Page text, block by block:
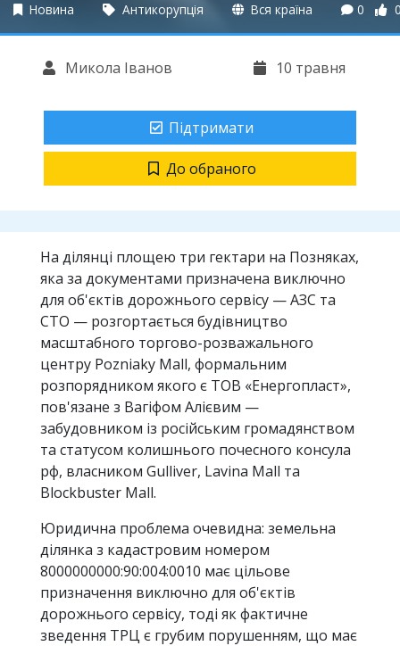
Новина Антикорупція Вся країна 0
Микола Іванов 10 травня
Підтримати
До обраного
На ділянці площею три гектари на Позняках,
яка за документами призначена виключно
для об'єктів дорожнього сервісу — АЗС та
СТО — розгортається будівництво
масштабного торгово-розважального
центру Pozniaky Mall, формальним
розпорядником якого є ТОВ «Енергопласт»,
пов'язане з Вагіфом Алієвим —
забудовником із російським громадянством
та статусом колишнього почесного консула
рф, власником Gulliver, Lavina Mall та
Blockbuster Mall.
Юридична проблема очевидна: земельна
ділянка з кадастровим номером
8000000000:90:004:0010 має цільове
призначення виключно для об'єктів
дорожнього сервісу, тоді як фактичне
зведення ТРЦ є грубим порушенням, що має